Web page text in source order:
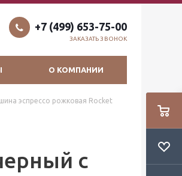
+7 (499) 653-75-00
ЗАКАЗАТЬ ЗВОНОК
О КОМПАНИИ
эспрессо рожковая Rocket
с